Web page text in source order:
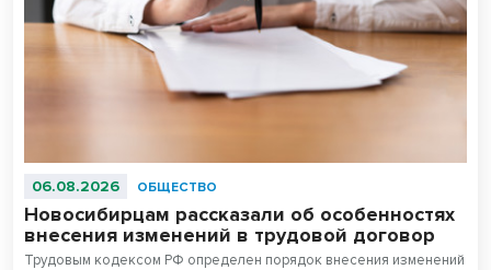
06.08.2026 ОБЩЕСТВО
Новосибирцам рассказали об особенностях
внесения изменений в трудовой договор
Трудовым кодексом РФ определен порядок внесения изменений